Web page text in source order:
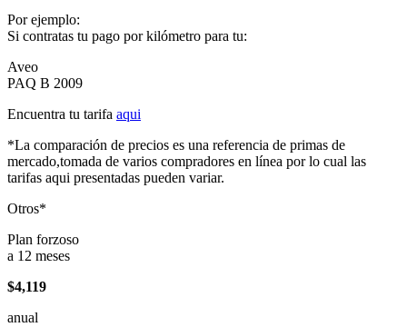
Por ejemplo:
Si contratas tu pago por kilómetro para tu:
Aveo
PAQ B 2009
Encuentra tu tarifa aqui
*La comparación de precios es una referencia de primas de
mercado,tomada de varios compradores en línea por lo cual las
tarifas aqui presentadas pueden variar.
Otros*
Plan forzoso
a 12 meses
$4,119
anual